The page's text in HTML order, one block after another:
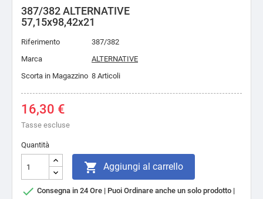
387/382 ALTERNATIVE
57,15x98,42x21
Riferimento
387/382
Marca
ALTERNATIVE
Scorta in Magazzino 8 Articoli
16,30 €
Tasse escluse
Quantità
 Aggiungi al carrello
 Consegna in 24 Ore | Puoi Ordinare anche un solo prodotto |